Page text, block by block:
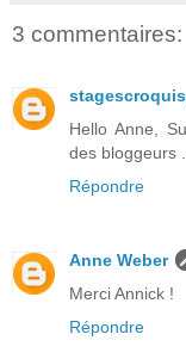
3 commentaires:
Hello Anne,
des bloggeurs
Répondre
Anne Weber
Merci Annick !
Répondre